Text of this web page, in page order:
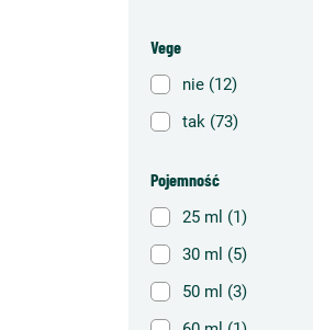
Vege
nie (12)
tak (73)
Pojemność
25 ml (1)
30 ml (5)
50 ml (3)